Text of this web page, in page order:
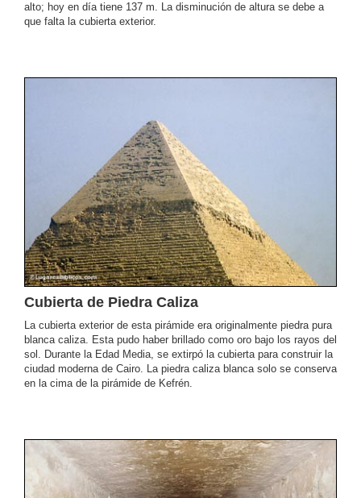
alto; hoy en día tiene 137 m. La disminución de altura se debe a
que falta la cubierta exterior.
Cubierta de Piedra Caliza
La cubierta exterior de esta pirámide era originalmente piedra pura
blanca caliza. Esta pudo haber brillado como oro bajo los rayos del
sol. Durante la Edad Media, se extirpó la cubierta para construir la
ciudad moderna de Cairo. La piedra caliza blanca solo se conserva
en la cima de la pirámide de Kefrén.